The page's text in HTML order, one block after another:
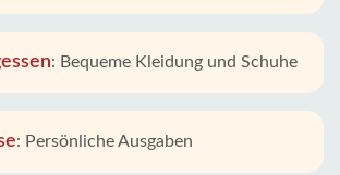
: Bequeme Kleidung und Schuhe
: Persönliche Ausgaben